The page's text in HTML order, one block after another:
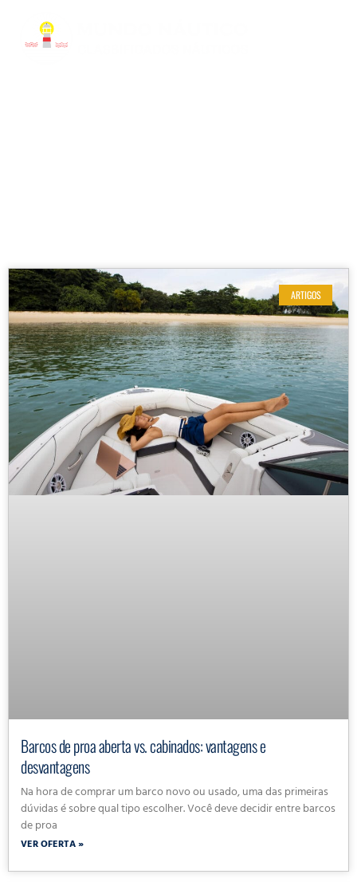
ARTIGOS
Barcos de proa aberta vs. cabinados: vantagens e
desvantagens
Na hora de comprar um barco novo ou usado, uma das primeiras
dúvidas é sobre qual tipo escolher. Você deve decidir entre barcos
de proa
VER OFERTA »